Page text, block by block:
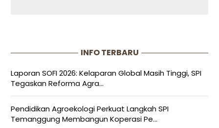
INFO TERBARU
Laporan SOFI 2026: Kelaparan Global Masih Tinggi, SPI
Tegaskan Reforma Agra...
Pendidikan Agroekologi Perkuat Langkah SPI
Temanggung Membangun Koperasi Pe...